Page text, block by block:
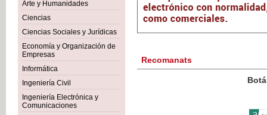
Arte y Humanidades
Ciencias
Ciencias Sociales y Jurídicas
Economía y Organización de
Empresas
Informática
Ingeniería Civil
Ingeniería Electrónica y
Comunicaciones
Recomanats